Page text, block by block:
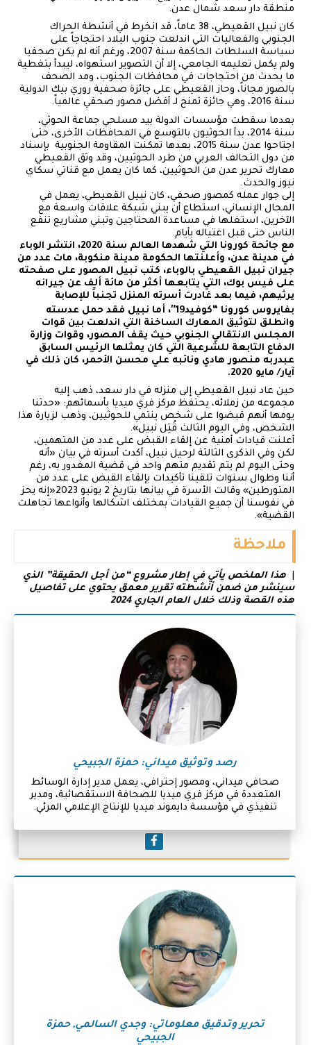
منطقة دار سعد شمال عدن.
كان نبيل القعيطي، 38 عاماً، قد انخرط في أنشطة الحراك
الجنوبي والفعاليات التي اندلعت جنوب البلاد احتجاجاً على
سياسة السلطات الحاكمة سنة 2007، ورغم أنه لم يكن صحفيا
ولم يكمل تعليمه الجامعي، إلا أن التصوير استهواه، ليبدأ بتغطية
ما يحدث من احتجاجات في محافظات الجنوب، ومد الصحف
بالصور مجاناً، وحاز القعيطي على جائزة صحفية روري بيك الدولية
سنة 2016، وهي جائزة تمنح لـ أفضل مصور صحفي عالمياً.
بعدما سقطت مؤسسات الدولة بيد مسلحي جماعة الحوثي،
سنة 2014، بدأ الحوثيون بالتوسع في المحافظات الأخرى، حتى
اجتاحوا عدن سنة 2015، بعدها تمكنت المقاومة الجنوبية بإسناد
من دول التحالف العربي من طرد الحوثيين، وقد وثق القعيطي
معارك تحرير عدن من الحوثيين، كما كان يعمل مع قناتي سكاي
نيوز والحدث.
إلى جوار عمله كمصور صحفي، كان نبيل القعيطي، يعمل في
المجال الإنساني، استطاع أن يبني شبكة علاقات واسعة مع
الآخرين، استغلها في مساعدة المحتاجين وتبني مشاريع تنفع
الناس حتى قبل اغتياله بأيام.
مع جائحة كورونا التي شهدها العالم سنة 2020، انتشر الوباء
في مدينة عدن، وأعلنتها الحكومة مدينة منكوبة، مات عدد من
جيران نبيل القعيطي بالوباء، كتب نبيل المصور على صفحته
على فيس بوك، التي يتابعها أكثر من مائة ألف عن جيرانه
يرثيهم، فيما بعد غادرت أسرته المنزل تجنباً للإصابة
بفايروس كورونا “كوفيد19″، أما نبيل فقد حمل عدسته
وانطلق لتوثيق المعارك الساخنة التي اندلعت بين قوات
المجلس الانتقالي الجنوبي حيث يقف المصور، وقوات وزارة
الدفاع التابعة للشرعية التي كان يمثلها الرئيس السابق
عبدربه منصور هادي ونائبه علي محسن الأحمر، كان ذلك في
آيار/ مايو 2020.
حين عاد نبيل القعيطي إلى منزله في دار سعد، ذهب إليه
مجموعه من زملائه، يحتفظ مركز فري ميديا بأسمائهم: «حدثنا
يومها أنهم قبضوا على شخص ينتمي للحوثيين، وذهب لزيارة هذا
الشخص، وفي اليوم الثالث قُتِل نبيل».
أعلنت قيادات أمنية عن إلقاء القبض على عدد من المتهمين،
لكن وفي الذكرى الثالثة لرحيل نبيل، أكدت أسرته في بيان «أنه
وحتى اليوم لم يتم تقديم متهم واحد في قضية المغدور به، رغم
أننا وطوال سنوات تلقينا تأكيدات بإلقاء القبض على عدد من
المتورطين» وقالت الأسرة في بيانها بتاريخ 2 يونيو 2023«إنه يحز
في نفوسنا أن جميع القيادات بمختلف اشكالها وأنواعها تجاهلت
القضية».
ملاحظة
|هذا الملخص يأتي في إطار مشروع “من أجل الحقيقة” الذي
سينشر من ضمن أنشطته تقرير معمق يحتوي على تفاصيل
هذه القصة وذلك خلال العام الجاري 2024
رصد وتوثيق ميداني: حمزة الجبيحي
صحافي ميداني، ومصور إحترافي، يعمل مدير إدارة الوسائط
المتعددة في مركز فري ميديا للصحافة الاستقصائية، ومدير
تنفيذي في مؤسسة دايموند ميديا للإنتاج الإعلامي المرئي.
تحرير وتدقيق معلوماتي: وجدي السالمي, حمزة
الجبيحي